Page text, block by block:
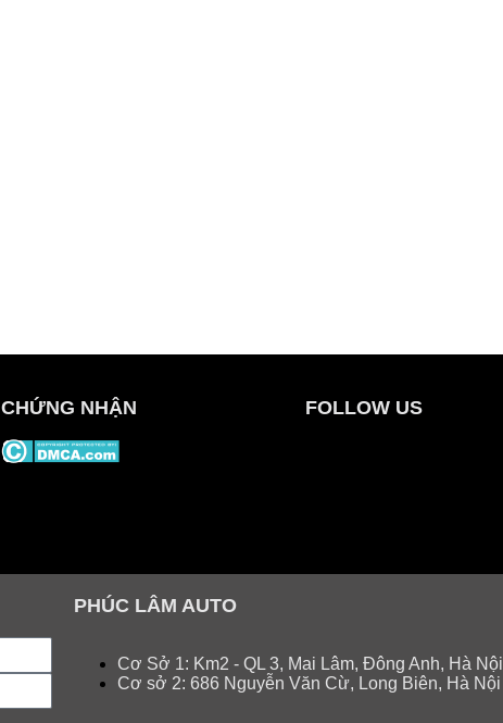
CHỨNG NHẬN FOLLOW US
PHÚC LÂM AUTO
Cơ Sở 1: Km2 - QL 3, Mai Lâm, Đông Anh, Hà Nội
Cơ sở 2: 686 Nguyễn Văn Cừ, Long Biên, Hà Nội